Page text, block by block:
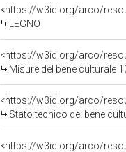
<https://w3id.org/arco/
LEGNO
<https://w3id.org/arco/
Misure del bene culturale
<https://w3id.org/arco/
Stato tecnico del bene
<https://w3id.org/arco/